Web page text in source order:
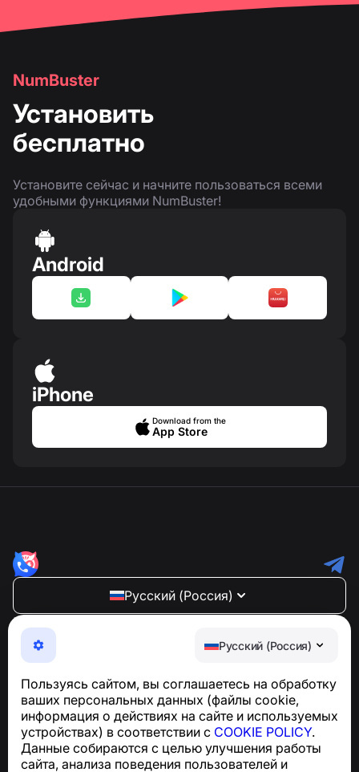
Русский (Россия)
Пользуясь сайтом, вы соглашаетесь на обработку
ваших персональных данных (файлы cookie,
информация о действиях на сайте и используемых
устройствах) в соответствии с COOKIE POLICY.
Данные собираются с целью улучшения работы
сайта, анализа поведения пользователей и
NumBuster
Установить
бесплатно
Установите сейчас и начните пользоваться всеми
удобными функциями NumBuster!
Android
iPhone
Download from the
App Store
Русский (Россия)
NumBuster © 2013—2026 ·
Максимально удобное приложение для защиты от
телефонных мошенников, спама и нежелательных
Для запросов по соблюдению GDPR:
support@numbuster.com
Центр поддержки